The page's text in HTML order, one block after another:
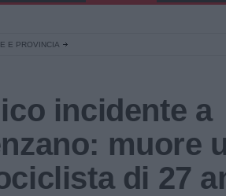
E PROVINCIA
incidente a
muore
di 27